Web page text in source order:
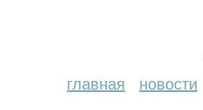
главная новости